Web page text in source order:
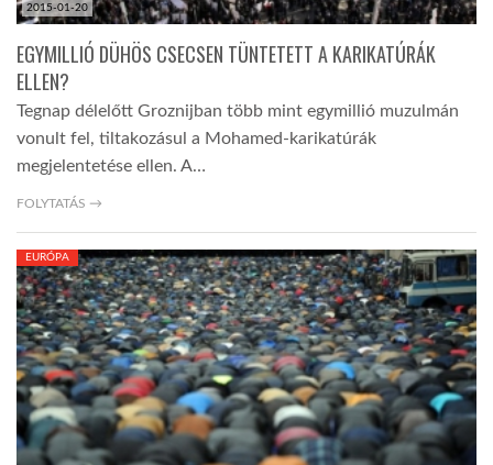
2015-01-20
EGYMILLIÓ DÜHÖS CSECSEN TÜNTETETT A KARIKATÚRÁK
ELLEN?
Tegnap délelőtt Groznijban több mint egymillió muzulmán
vonult fel, tiltakozásul a Mohamed-karikatúrák
megjelentetése ellen. A…
FOLYTATÁS →
EURÓPA